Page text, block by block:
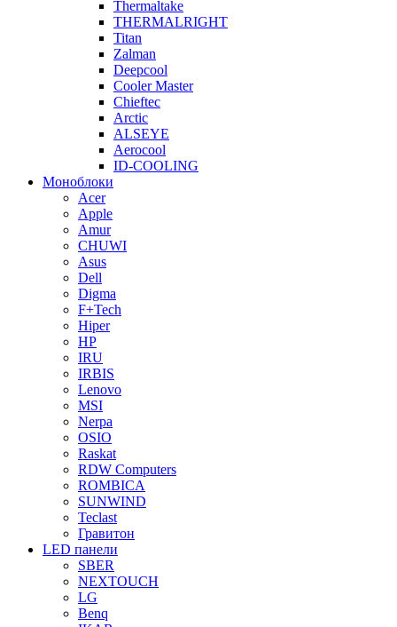
Thermaltake
THERMALRIGHT
Titan
Zalman
Deepcool
Cooler Master
Chieftec
Arctic
ALSEYE
Aerocool
ID-COOLING
Моноблоки
Acer
Apple
Amur
CHUWI
Asus
Dell
Digma
F+Tech
Hiper
HP
IRU
IRBIS
Lenovo
MSI
Nerpa
OSIO
Raskat
RDW Computers
ROMBICA
SUNWIND
Teclast
Гравитон
LED панели
SBER
NEXTOUCH
LG
Benq